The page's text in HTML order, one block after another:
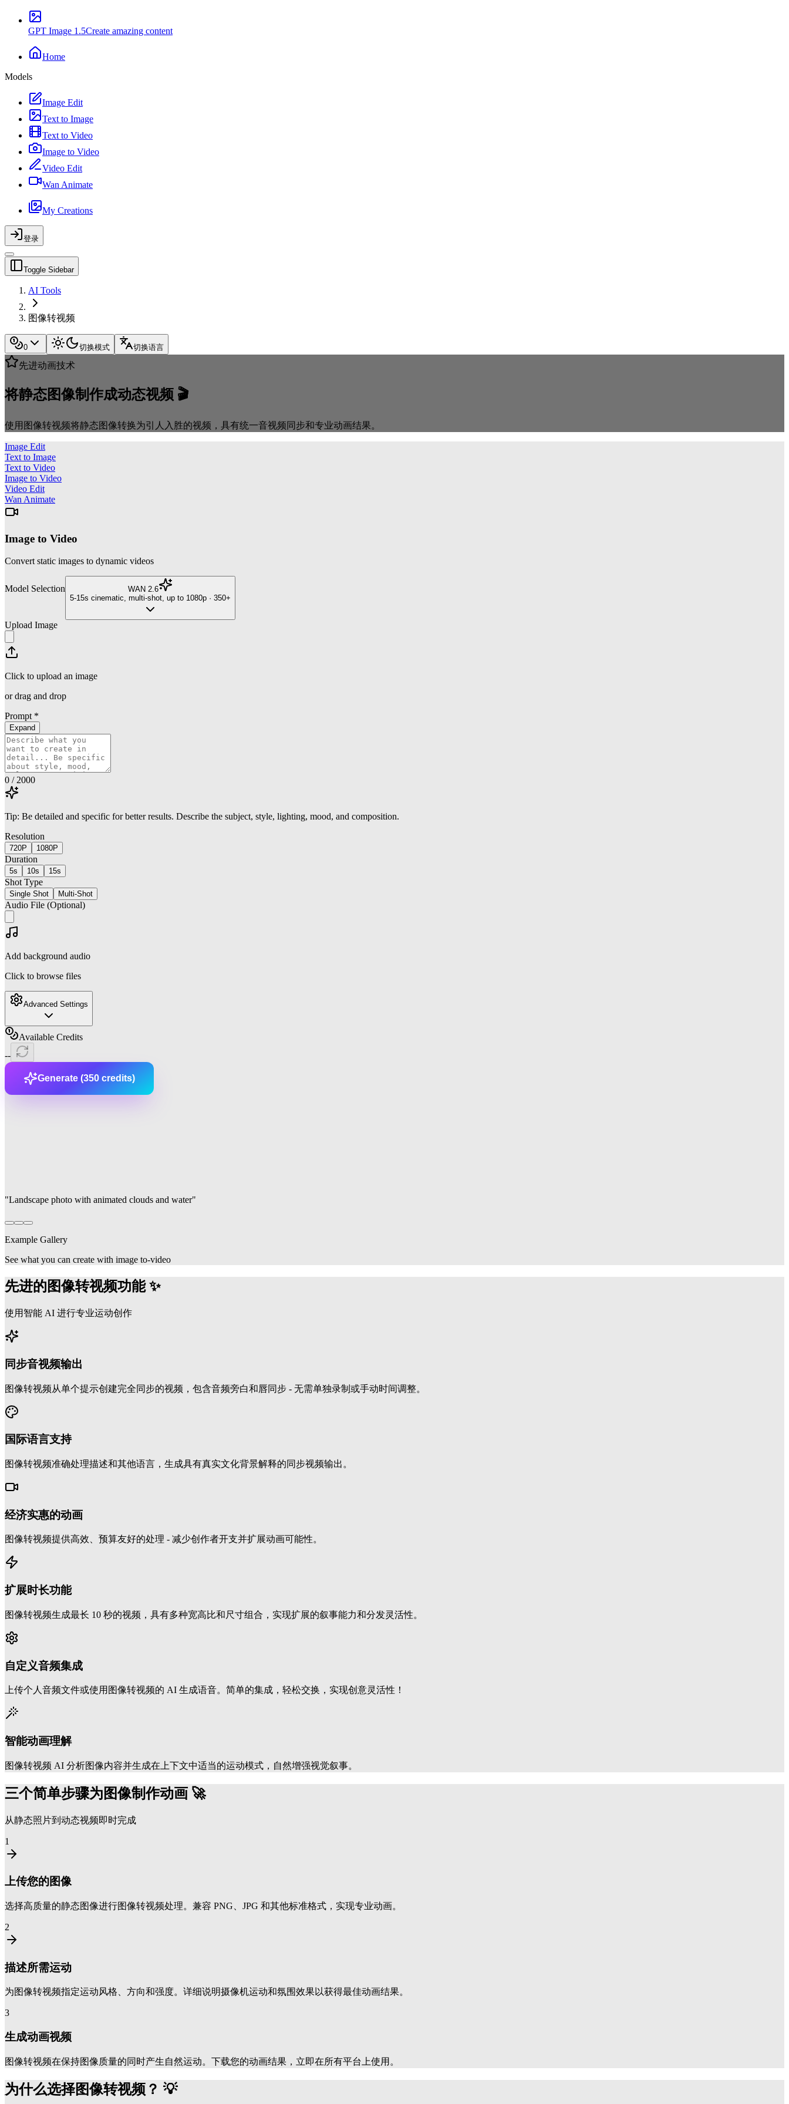
GPT Image 1.5Create amazing content
Home
Models
Image Edit
Text to Image
Text to Video
Image to Video
Video Edit
Wan Animate
My Creations
登录
Toggle Sidebar
AI Tools
图像转视频
0 切换模式 切换语言
先进动画技术
将静态图像制作成动态视频 🎬
使用图像转视频将静态图像转换为引人入胜的视频，具有统一音视频同步和专业动画结果。
Image Edit
Text to Image
Text to Video
Image to Video
Video Edit
Wan Animate
Image to Video
Convert static images to dynamic videos
Model Selection
WAN 2.6
5-15s cinematic, multi-shot, up to 1080p · 350+
Upload Image
Click to upload an image
or drag and drop
Prompt *
Expand
0 / 2000
Tip: Be detailed and specific for better results. Describe the subject, style, lighting, mood, and composition.
Resolution
720P 1080P
Duration
5s 10s 15s
Shot Type
Single Shot Multi-Shot
Audio File (Optional)
Add background audio
Click to browse files
Advanced Settings
Available Credits
--
Generate (350 credits)
"Landscape photo with animated clouds and water"
Example Gallery
See what you can create with image to-video
先进的图像转视频功能 ✨
使用智能 AI 进行专业运动创作
同步音视频输出
图像转视频从单个提示创建完全同步的视频，包含音频旁白和唇同步 - 无需单独录制或手动时间调整。
国际语言支持
图像转视频准确处理描述和其他语言，生成具有真实文化背景解释的同步视频输出。
经济实惠的动画
图像转视频提供高效、预算友好的处理 - 减少创作者开支并扩展动画可能性。
扩展时长功能
图像转视频生成最长 10 秒的视频，具有多种宽高比和尺寸组合，实现扩展的叙事能力和分发灵活性。
自定义音频集成
上传个人音频文件或使用图像转视频的 AI 生成语音。简单的集成，轻松交换，实现创意灵活性！
智能动画理解
图像转视频 AI 分析图像内容并生成在上下文中适当的运动模式，自然增强视觉叙事。
三个简单步骤为图像制作动画 🚀
从静态照片到动态视频即时完成
1
上传您的图像
选择高质量的静态图像进行图像转视频处理。兼容 PNG、JPG 和其他标准格式，实现专业动画。
2
描述所需运动
为图像转视频指定运动风格、方向和强度。详细说明摄像机运动和氛围效果以获得最佳动画结果。
3
生成动画视频
图像转视频在保持图像质量的同时产生自然运动。下载您的动画结果，立即在所有平台上使用。
为什么选择图像转视频？ 💡